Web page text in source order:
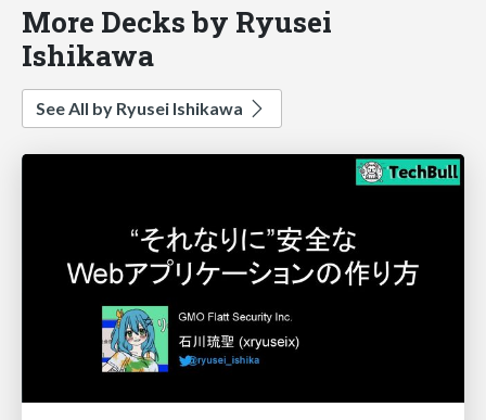
More Decks by Ryusei
Ishikawa
See All by Ryusei Ishikawa